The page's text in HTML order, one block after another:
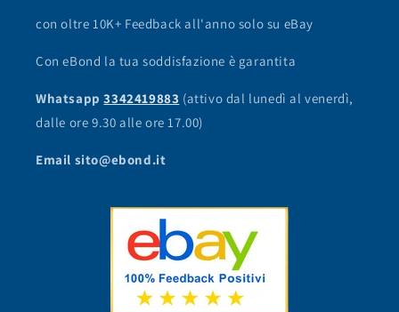
con oltre 10K+ Feedback all'anno solo su eBay
Con eBond la tua soddisfazione è garantita
Whatsapp3342419883 (attivo dal lunedì al venerdì,
dalle ore 9.30 alle ore 17.00)
Email sito@ebond.it